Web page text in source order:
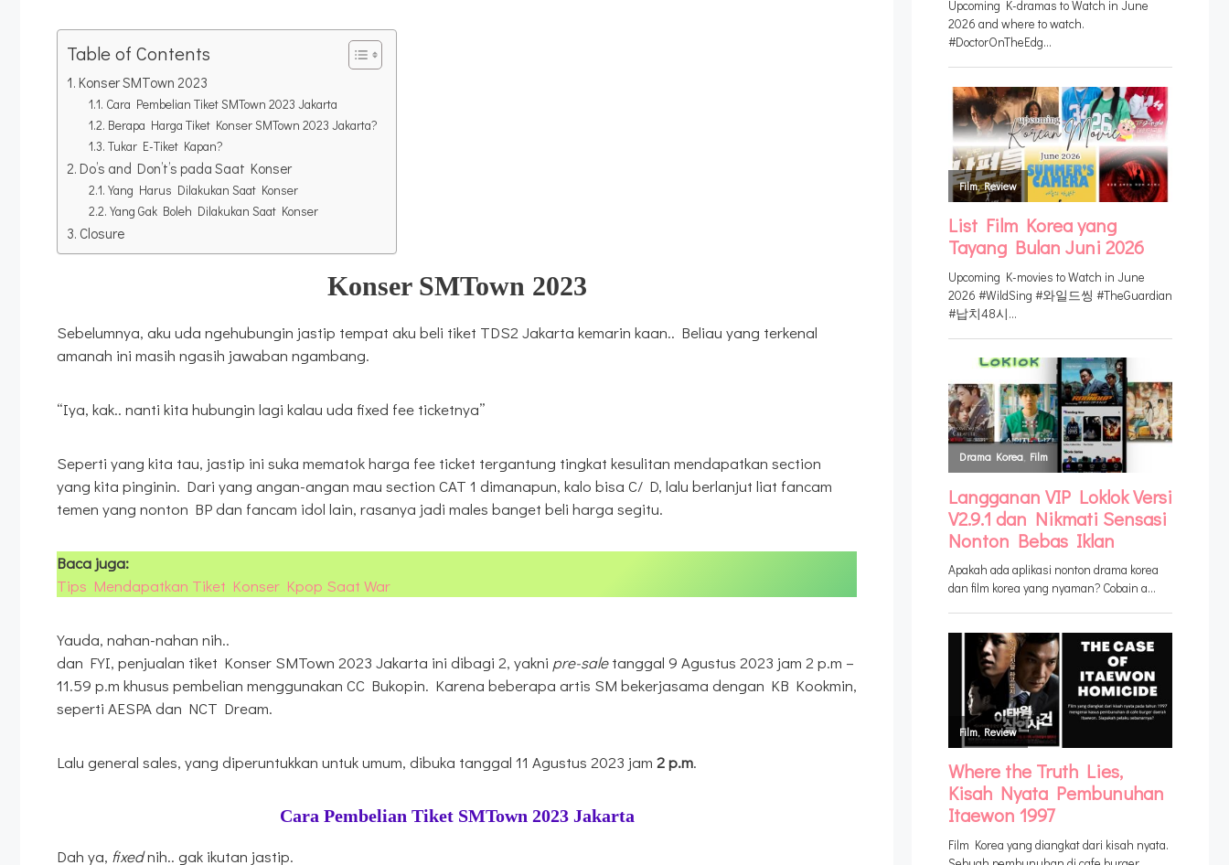
Table of Contents
Konser SMTown 2023
Cara Pembelian Tiket SMTown 2023 Jakarta
Berapa Harga Tiket Konser SMTown 2023 Jakarta?
Tukar E-Tiket Kapan?
Do’s and Don’t’s pada Saat Konser
Yang Harus Dilakukan Saat Konser
Yang Gak Boleh Dilakukan Saat Konser
Closure
Konser SMTown 2023
Sebelumnya, aku uda ngehubungin jastip tempat aku beli tiket TDS2 Jakarta kemarin kaan.. Beliau yang terkenal
amanah ini masih ngasih jawaban ngambang.
“Iya, kak.. nanti kita hubungin lagi kalau uda fixed fee ticketnya”
Seperti yang kita tau, jastip ini suka mematok harga fee ticket tergantung tingkat kesulitan mendapatkan section
yang kita pinginin. Dari yang angan-angan mau section CAT 1 dimanapun, kalo bisa C/ D, lalu berlanjut liat fancam
temen yang nonton BP dan fancam idol lain, rasanya jadi males banget beli harga segitu.
Baca juga:
Tips Mendapatkan Tiket Konser Kpop Saat War
Yauda, nahan-nahan nih..
dan FYI, penjualan tiket Konser SMTown 2023 Jakarta ini dibagi 2, yakni pre-saletanggal 9 Agustus 2023 jam 2 p.m –
11.59 p.m khusus pembelian menggunakan CC Bukopin. Karena beberapa artis SM bekerjasama dengan KB Kookmin,
seperti AESPA dan NCT Dream.
Lalu general sales, yang diperuntukkan untuk umum, dibuka tanggal 11 Agustus 2023 jam 2 p.m.
Cara Pembelian Tiket SMTown 2023 Jakarta
Dah ya, fixednih.. gak ikutan jastip.